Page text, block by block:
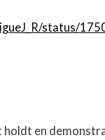
status/
holdt en